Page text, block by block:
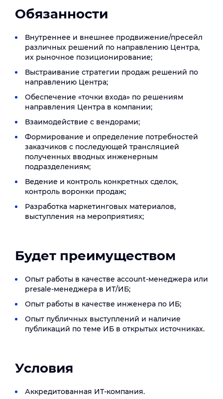
Обязанности
Внутреннее и внешнее продвижение/пресейл
различных решений по направлению Центра,
их рыночное позиционирование;
Выстраивание стратегии продаж решений по
направлению Центра;
Обеспечение «точки входа» по решениям
направления Центра в компании;
Взаимодействие с вендорами;
Формирование и определение потребностей
заказчиков с последующей трансляцией
полученных вводных инженерным
подразделениям;
Ведение и контроль конкретных сделок,
контроль воронки продаж;
Разработка маркетинговых материалов,
выступления на мероприятиях;
Будет преимуществом
Опыт работы в качестве account-менеджера или
presale-менеджера в ИТ/ИБ;
Опыт работы в качестве инженера по ИБ;
Опыт публичных выступлений и наличие
публикаций по теме ИБ в открытых источниках.
Условия
Аккредитованная ИТ-компания.